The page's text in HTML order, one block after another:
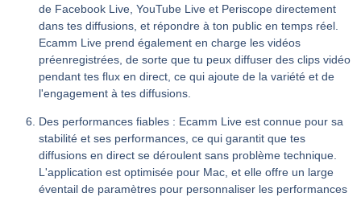
de Facebook Live, YouTube Live et Periscope directement
dans tes diffusions, et répondre à ton public en temps réel.
Ecamm Live prend également en charge les vidéos
préenregistrées, de sorte que tu peux diffuser des clips vidéo
pendant tes flux en direct, ce qui ajoute de la variété et de
l'engagement à tes diffusions.
Des performances fiables : Ecamm Live est connue pour sa
stabilité et ses performances, ce qui garantit que tes
diffusions en direct se déroulent sans problème technique.
L'application est optimisée pour Mac, et elle offre un large
éventail de paramètres pour personnaliser les performances